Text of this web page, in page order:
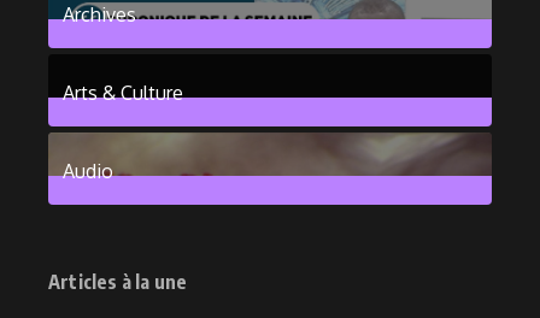
Archives
Arts & Culture
6Posts
Audio
Articles à la une